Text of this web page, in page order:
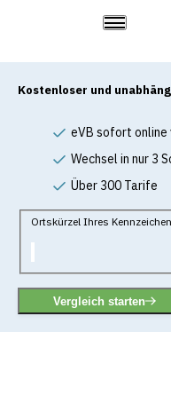
Kostenloser und
eVB sofort
Wechsel in nur 3
Über 300 Tarife
Ortskürzel Ihres
Vergleich starten